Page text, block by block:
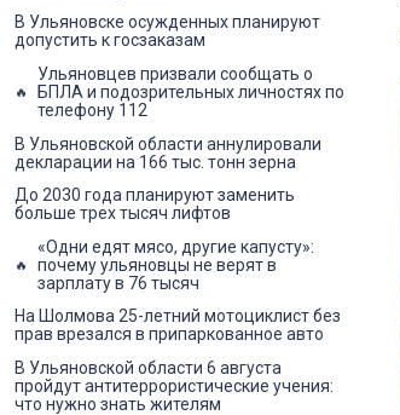
В Ульяновске осужденных планируют
допустить к госзаказам
Ульяновцев призвали сообщать о
БПЛА и подозрительных личностях по
телефону 112
В Ульяновской области аннулировали
декларации на 166 тыс. тонн зерна
До 2030 года планируют заменить
больше трех тысяч лифтов
«Одни едят мясо, другие капусту»:
почему ульяновцы не верят в
зарплату в 76 тысяч
На Шолмова 25-летний мотоциклист без
прав врезался в припаркованное авто
В Ульяновской области 6 августа
пройдут антитеррористические учения:
что нужно знать жителям